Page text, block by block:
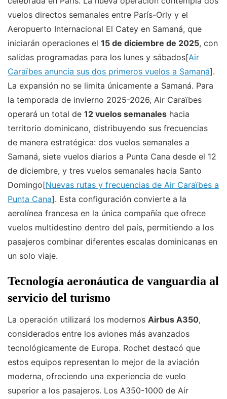
vuelos directos semanales entre París-Orly y el
Aeropuerto Internacional El Catey en Samaná, que
iniciarán operaciones el 15 de diciembre de 2025, con
salidas programadas para los lunes y sábados[Air
Caraïbes anuncia sus dos primeros vuelos a Samaná].
La expansión no se limita únicamente a Samaná. Para
la temporada de invierno 2025-2026, Air Caraïbes
operará un total de 12 vuelos semanales hacia
territorio dominicano, distribuyendo sus frecuencias
de manera estratégica: dos vuelos semanales a
Samaná, siete vuelos diarios a Punta Cana desde el 12
de diciembre, y tres vuelos semanales hacia Santo
Domingo[Nuevas rutas y frecuencias de Air Caraïbes a
Punta Cana]. Esta configuración convierte a la
aerolínea francesa en la única compañía que ofrece
vuelos multidestino dentro del país, permitiendo a los
pasajeros combinar diferentes escalas dominicanas en
un solo viaje.
Tecnología aeronáutica de vanguardia al
servicio del turismo
La operación utilizará los modernos Airbus A350,
considerados entre los aviones más avanzados
tecnológicamente de Europa. Rochet destacó que
estos equipos representan lo mejor de la aviación
moderna, ofreciendo una experiencia de vuelo
superior a los pasajeros. Los A350-1000 de Air